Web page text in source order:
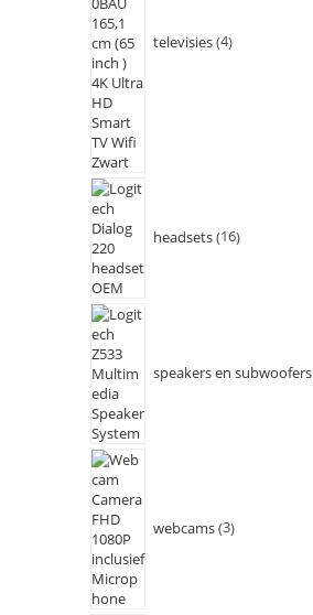
televisies 4
headsets 16
speakers en subwoofers
webcams 3